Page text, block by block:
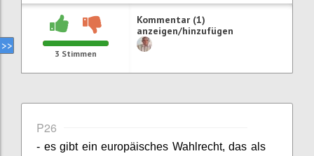
3 Stimmen
Kommentar (1)
anzeigen/hinzufügen
P26
- es gibt ein europäisches Wahlrecht, das als